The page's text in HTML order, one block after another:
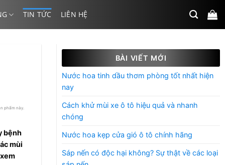
TIN TỨC LIÊN HỆ
phẩm này.
bệnh
mùi
BÀI VIẾT MỚI
Nước hoa tinh dầu thơm phòng tốt nhất hiện
nay
Cách khử mùi xe ô tô hiệu quả và nhanh
chóng
Nước hoa kẹp cửa gió ô tô chính hãng
Sáp nến có độc hại không? Sự thật về các loại